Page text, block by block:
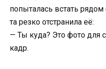
попыталась встать
та резко отстранила её:
— Ты куда? Это фото для
кадр.